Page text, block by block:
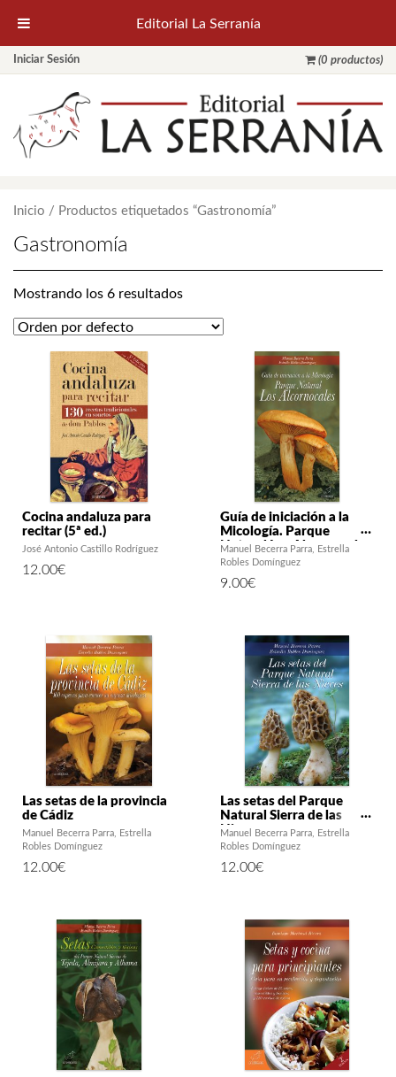
Iniciar Sesión (0 productos)
Inicio / Productos etiquetados “Gastronomía”
Gastronomía
Mostrando los 6 resultados
Cocina andaluza para
recitar (5ª ed.)
José Antonio Castillo Rodríguez
12.00€
Guía de iniciación a la
Micología. Parque
Natural Los Alcornocales
Manuel Becerra Parra
Estrella
Robles Domínguez
9.00€
Las setas de la provincia
de Cádiz
Manuel Becerra Parra
Estrella
Robles Domínguez
12.00€
Las setas del Parque
Natural Sierra de las
Nieves
Manuel Becerra Parra
Estrella
Robles Domínguez
12.00€
Editorial La Serranía